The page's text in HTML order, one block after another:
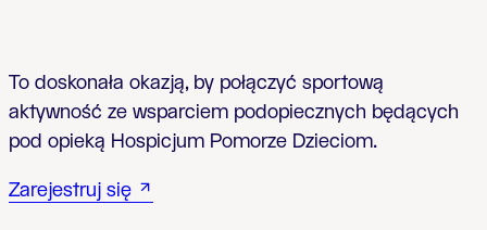
To doskonała okazją, by połączyć sportową
aktywność ze wsparciem podopiecznych będących
pod opieką Hospicjum Pomorze Dzieciom.
Zarejestruj się